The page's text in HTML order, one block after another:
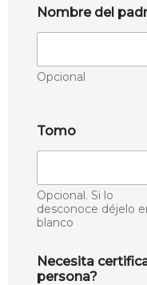
Nombre del
Opcional
Tomo
Opcional. Si lo
desconoce déjelo
blanco
Necesita
persona?